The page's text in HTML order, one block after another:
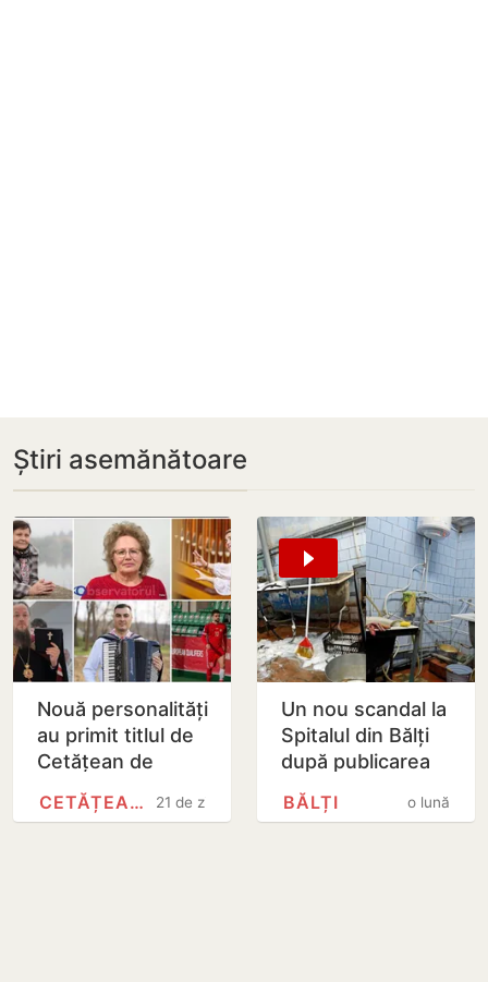
Știri asemănătoare
Nouă personalități
au primit titlul de
Cetățean de
Onoare al
municipiului
21 de zile
CETĂȚEAN DE ONOARE
Un nou scandal la
Spitalul din Bălți
după publicarea
unor imagini
privind stareao lună
BĂLȚI